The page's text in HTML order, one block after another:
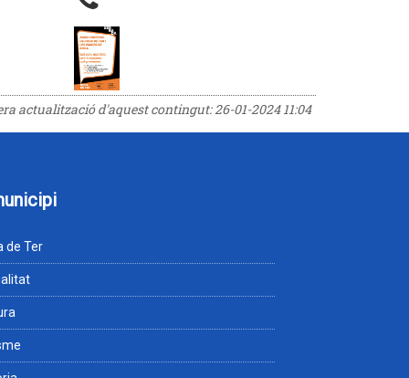
actualització d'aquest contingut:26-01-2024 11:04
de Ter